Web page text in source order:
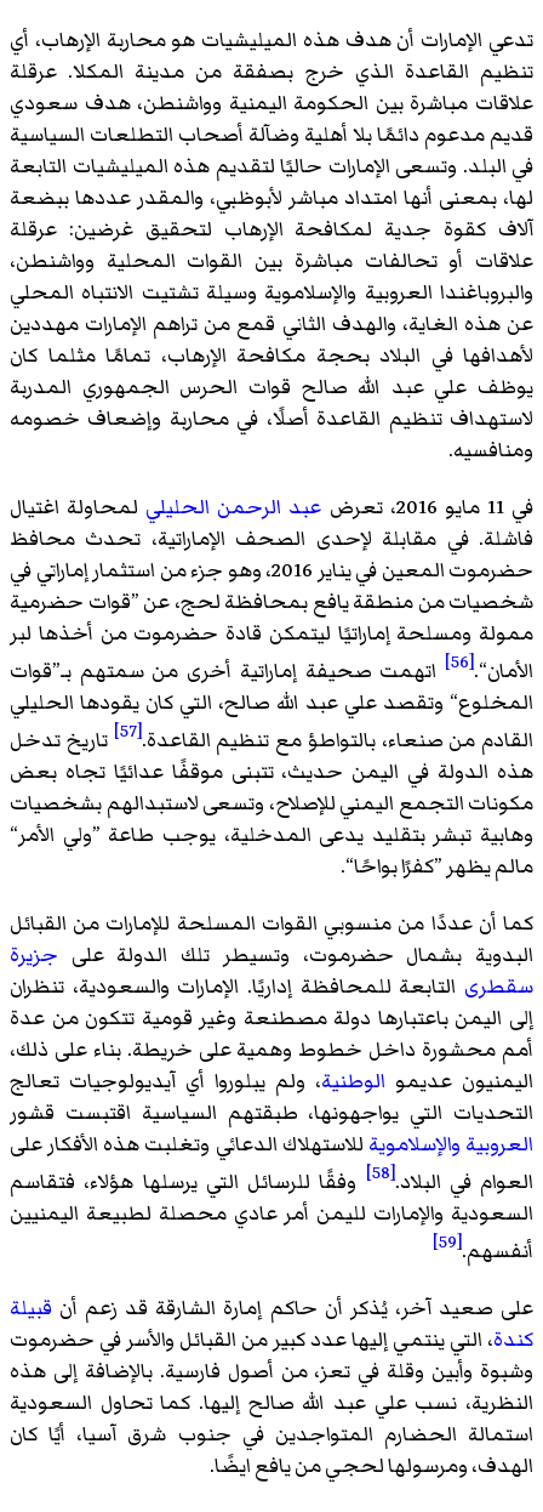
تدعي الإمارات أن هدف هذه الميليشيات هو محاربة الإرهاب، أي
تنظيم القاعدة الذي خرج بصفقة من مدينة المكلا. عرقلة
علاقات مباشرة بين الحكومة اليمنية وواشنطن، هدف سعودي
قديم مدعوم دائمًا بلا أهلية وضآلة أصحاب التطلعات السياسية
في البلد. وتسعى الإمارات حاليًا لتقديم هذه الميليشيات التابعة
لها، بمعنى أنها امتداد مباشر لأبوظبي، والمقدر عددها ببضعة
آلاف كقوة جدية لمكافحة الإرهاب لتحقيق غرضين: عرقلة
علاقات أو تحالفات مباشرة بين القوات المحلية وواشنطن،
والبروباغندا العروبية والإسلاموية وسيلة تشتيت الانتباه المحلي
عن هذه الغاية، والهدف الثاني قمع من تراهم الإمارات مهددين
لأهدافها في البلاد بحجة مكافحة الإرهاب، تمامًا مثلما كان
يوظف علي عبد الله صالح قوات الحرس الجمهوري المدربة
لاستهداف تنظيم القاعدة أصلًا، في محاربة وإضعاف خصومه
ومنافسيه.
في 11 مايو 2016، تعرض
عبد الرحمن الحليلي لمحاولة اغتيال
فاشلة. في مقابلة لإحدى الصحف الإماراتية، تحدث محافظ
حضرموت المعين في يناير 2016، وهو جزء من استثمار إماراتي في
شخصيات من منطقة يافع بمحافظة لحج، عن ”قوات حضرمية
ممولة ومسلحة إماراتيًا ليتمكن قادة حضرموت من أخذها لبر
الأمان“.[56]
اتهمت صحيفة إماراتية أخرى من سمتهم بـ”قوات
المخلوع“ وتقصد علي عبد الله صالح، التي كان يقودها الحليلي
القادم من صنعاء، بالتواطؤ مع تنظيم القاعدة.[57]
تاريخ تدخل
هذه الدولة في اليمن حديث، تتبنى موقفًا عدائيًا تجاه بعض
مكونات التجمع اليمني للإصلاح، وتسعى لاستبدالهم بشخصيات
وهابية تبشر بتقليد يدعى المدخلية، يوجب طاعة ”ولي الأمر“
مالم يظهر ”كفرًا بواحًا“.
كما أن عددًا من منسوبي القوات المسلحة للإمارات من القبائل
البدوية بشمال حضرموت، وتسيطر تلك الدولة على جزيرة
سقطرى التابعة للمحافظة إداريًا. الإمارات والسعودية، تنظران
إلى اليمن باعتبارها دولة مصطنعة وغير قومية تتكون من عدة
أمم محشورة داخل خطوط وهمية على خريطة. بناء على ذلك،
اليمنيون عديمو الوطنية، ولم يبلوروا أي آيديولوجيات تعالج
التحديات التي يواجهونها، طبقتهم السياسية اقتبست قشور
العروبية والإسلاموية للاستهلاك الدعائي وتغلبت هذه الأفكار على
العوام في البلاد.[58]
وفقًا للرسائل التي يرسلها هؤلاء، فتقاسم
السعودية والإمارات لليمن أمر عادي محصلة لطبيعة اليمنيين
أنفسهم.[59]
على صعيد آخر، يُذكر أن حاكم إمارة الشارقة قد زعم أن قبيلة
كندة، التي ينتمي إليها عدد كبير من القبائل والأسر في حضرموت
وشبوة وأبين وقلة في تعز، من أصول فارسية. بالإضافة إلى هذه
النظرية، نسب علي عبد الله صالح إليها. كما تحاول السعودية
استمالة الحضارم المتواجدين في جنوب شرق آسيا، أيًا كان
الهدف، ومرسولها لحجي من يافع ايضًا.